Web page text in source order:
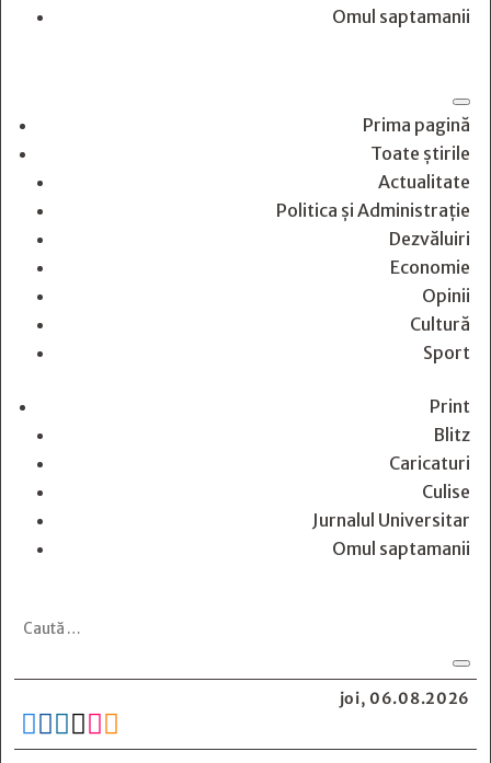
Omul saptamanii
Prima pagină
Toate știrile
Actualitate
Politica și Administrație
Dezvăluiri
Economie
Opinii
Cultură
Sport
Print
Blitz
Caricaturi
Culise
Jurnalul Universitar
Omul saptamanii
joi, 06.08.2026
     